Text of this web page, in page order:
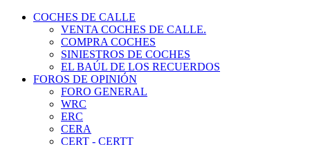
COCHES DE CALLE
VENTA COCHES DE CALLE.
COMPRA COCHES
SINIESTROS DE COCHES
EL BAÚL DE LOS RECUERDOS
FOROS DE OPINIÓN
FORO GENERAL
WRC
ERC
CERA
CERT - CERTT